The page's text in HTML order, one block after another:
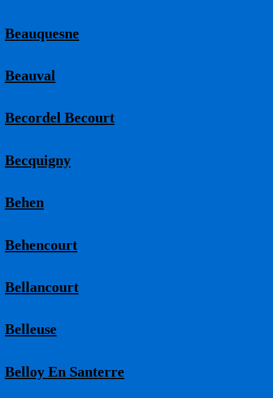
Beauquesne
Beauval
Becordel Becourt
Becquigny
Behen
Behencourt
Bellancourt
Belleuse
Belloy En Santerre